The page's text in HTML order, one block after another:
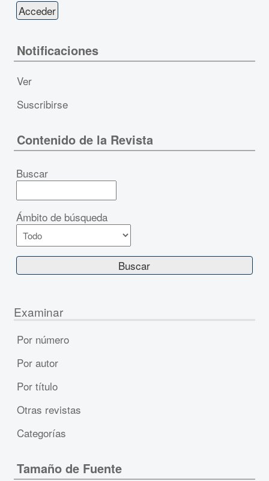
Notificaciones
Ver
Suscribirse
Contenido de la Revista
Buscar
Ámbito de búsqueda
Examinar
Por número
Por autor
Por título
Otras revistas
Categorías
Tamaño de Fuente